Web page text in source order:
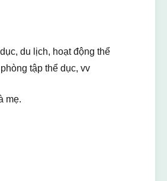
du lịch, hoạt động thể
tập thể dục, vv
mẹ.